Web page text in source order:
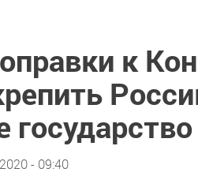
к
государство
- 09:40